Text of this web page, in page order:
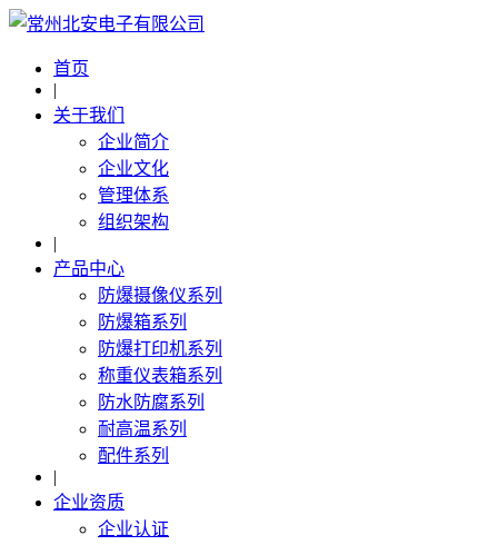
首页
|
关于我们
企业简介
企业文化
管理体系
组织架构
|
产品中心
防爆摄像仪系列
防爆箱系列
防爆打印机系列
称重仪表箱系列
防水防腐系列
耐高温系列
配件系列
|
企业资质
企业认证